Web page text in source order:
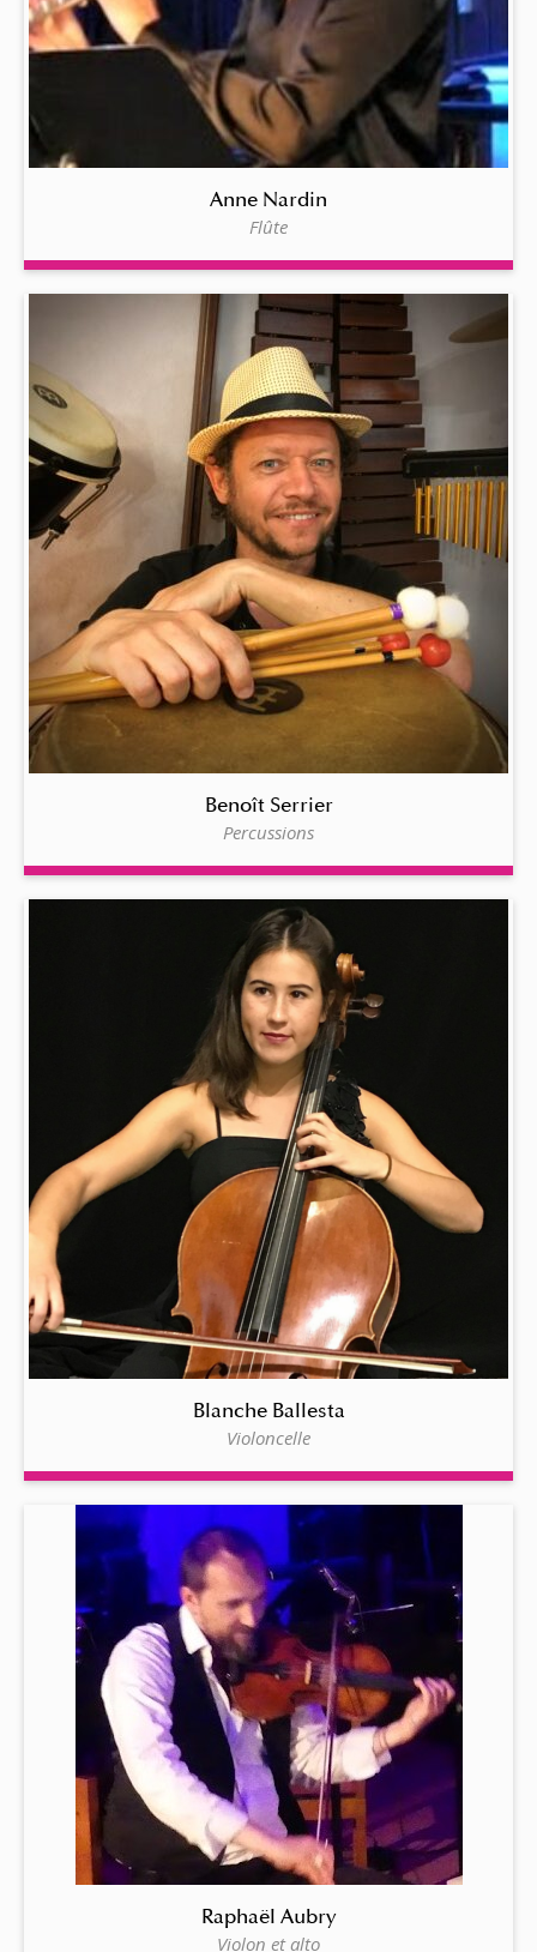
Anne Nardin
Flûte
Benoît Serrier
Percussions
Blanche Ballesta
Violoncelle
Raphaël Aubry
Violon et alto